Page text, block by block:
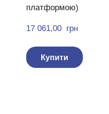
платформою)
17 061,00  грн
Купити